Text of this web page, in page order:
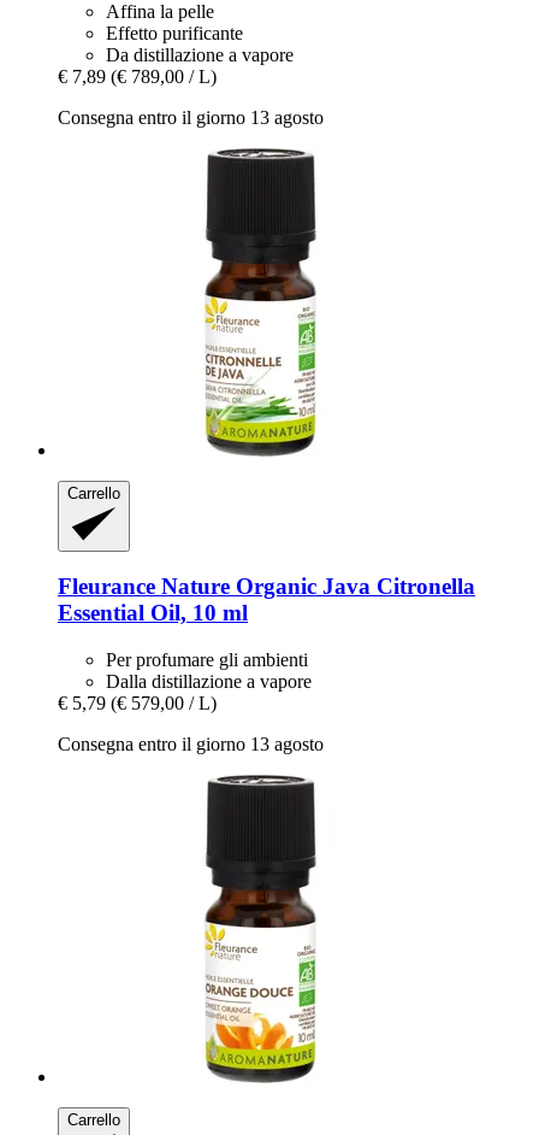
Affina la pelle
Effetto purificante
Da distillazione a vapore
€ 7,89 (€ 789,00 / L)
Consegna entro il giorno 13 agosto
Carrello
Fleurance Nature Organic Java Citronella
Essential Oil, 10 ml
Per profumare gli ambienti
Dalla distillazione a vapore
€ 5,79 (€ 579,00 / L)
Consegna entro il giorno 13 agosto
Carrello